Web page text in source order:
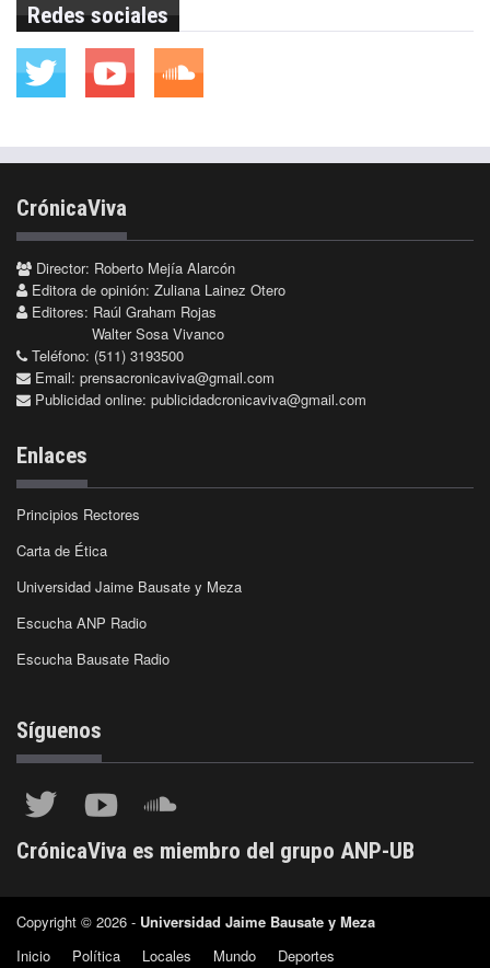
Redes sociales
CrónicaViva
Director: Roberto Mejía Alarcón
Editora de opinión: Zuliana Lainez Otero
Editores: Raúl Graham Rojas
Walter Sosa Vivanco
Teléfono: (511) 3193500
Email: prensacronicaviva@gmail.com
Publicidad online: publicidadcronicaviva@gmail.com
Enlaces
Principios Rectores
Carta de Ética
Universidad Jaime Bausate y Meza
Escucha ANP Radio
Escucha Bausate Radio
Síguenos
CrónicaViva es miembro del grupo ANP-UB
Copyright © 2026 - Universidad Jaime Bausate y Meza
Inicio
Política Locales Mundo Deportes